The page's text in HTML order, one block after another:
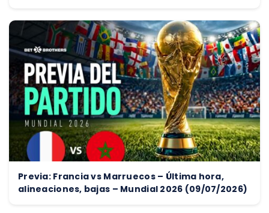
Previa: Francia vs Marruecos – Última hora,
alineaciones, bajas – Mundial 2026 (09/07/2026)